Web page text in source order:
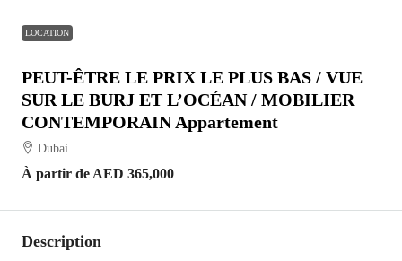
LOCATION
PEUT-ÊTRE LE PRIX LE PLUS BAS / VUE
SUR LE BURJ ET L’OCÉAN / MOBILIER
CONTEMPORAIN Appartement
Dubai
À partir de AED 365,000
Description